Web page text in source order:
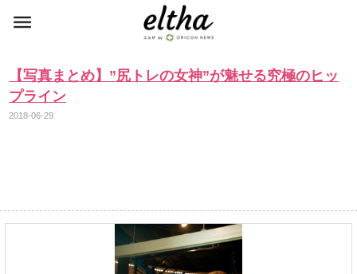
【写真まとめ】”尻トレの女神”が魅せる究極のヒッ
プライン
2018-06-29